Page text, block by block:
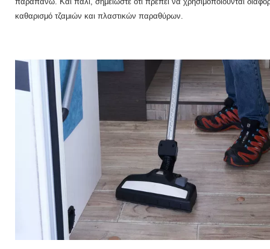
καθαρισμό τζαμιών και πλαστικών παραθύρων.